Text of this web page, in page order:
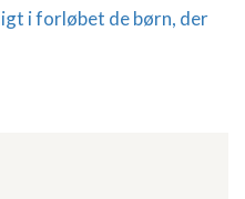
i forløbet de børn, der